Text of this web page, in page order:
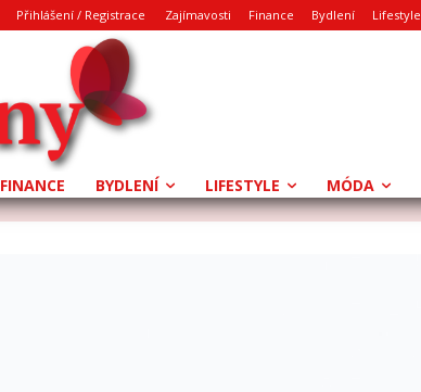
Přihlášení / Registrace Zajímavosti Finance Bydlení Lifestyle
FINANCE BYDLENÍ LIFESTYLE MÓDA